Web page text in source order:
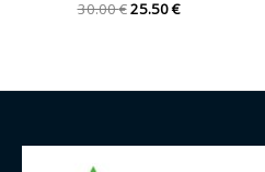
Rated
30.00€25.50€